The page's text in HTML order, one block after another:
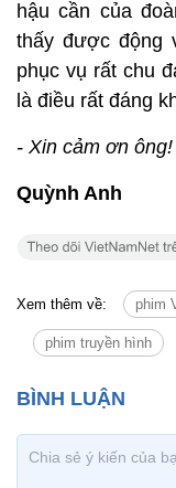
hậu cần của
thấy được động
phục vụ rất chu
là điều rất đáng
- Xin cảm ơn ông!
Quỳnh Anh
Xem thêm về: phim
phim truyền hình